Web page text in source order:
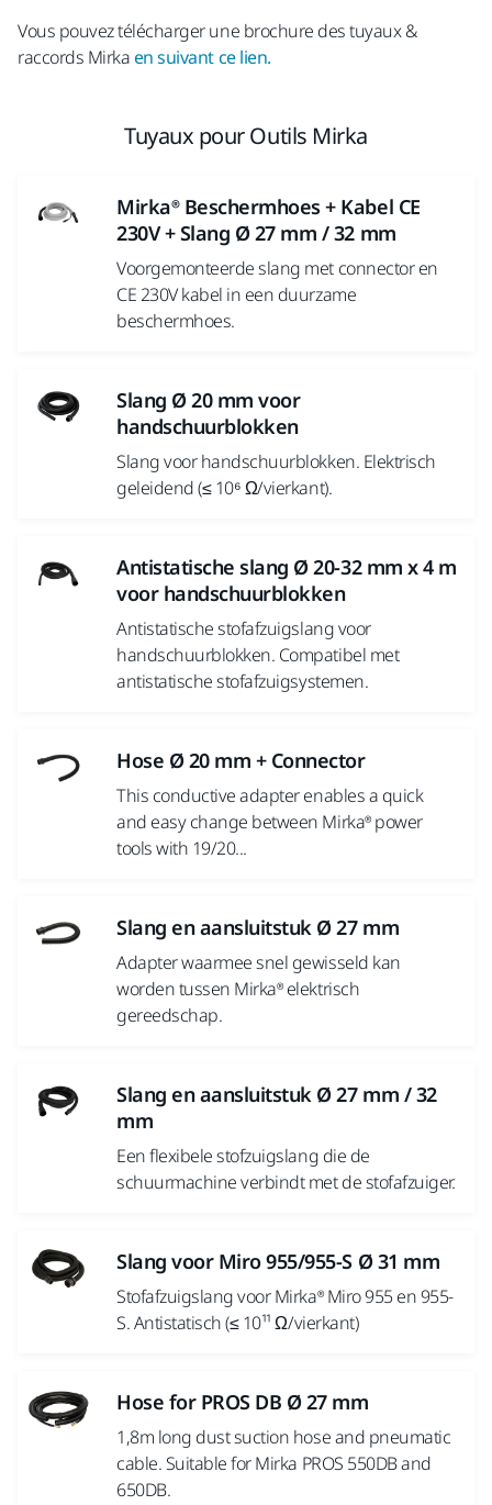
Vous pouvez télécharger une brochure des tuyaux &
raccords Mirkaen suivant ce lien.
Tuyaux pour Outils Mirka
Mirka® Beschermhoes + Kabel CE
230V + Slang Ø 27 mm / 32 mm
Voorgemonteerde slang met connector en
CE 230V kabel in een duurzame
beschermhoes.
Slang Ø 20 mm voor
handschuurblokken
Slang voor handschuurblokken. Elektrisch
geleidend (≤ 10⁶ Ω/vierkant).
Antistatische slang Ø 20-32 mm x 4 m
voor handschuurblokken
Antistatische stofafzuigslang voor
handschuurblokken. Compatibel met
antistatische stofafzuigsystemen.
Hose Ø 20 mm + Connector
This conductive adapter enables a quick
and easy change between Mirka® power
tools with 19/20...
Slang en aansluitstuk Ø 27 mm
Adapter waarmee snel gewisseld kan
worden tussen Mirka® elektrisch
gereedschap.
Slang en aansluitstuk Ø 27 mm / 32
mm
Een flexibele stofzuigslang die de
schuurmachine verbindt met de stofafzuiger.
Slang voor Miro 955/955-S Ø 31 mm
Stofafzuigslang voor Mirka® Miro 955 en 955-
S. Antistatisch (≤ 10¹¹ Ω/vierkant)
Hose for PROS DB Ø 27 mm
1,8m long dust suction hose and pneumatic
cable. Suitable for Mirka PROS 550DB and
650DB.